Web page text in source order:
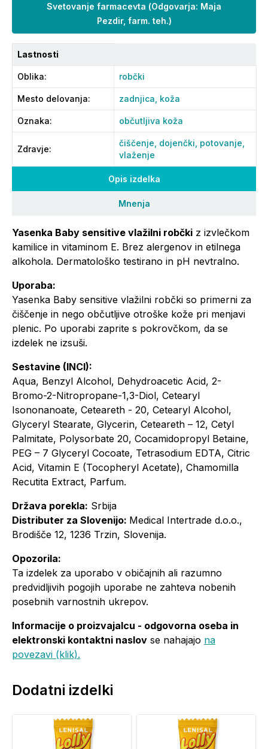
Opis izdelka
Mnenja
Yasenka Baby sensitive vlažilni robčki z izvlečkom
kamilice in vitaminom E. Brez alergenov in etilnega
alkohola. Dermatološko testirano in pH nevtralno.
Uporaba:
Yasenka Baby sensitive vlažilni robčki so primerni za
čiščenje in nego občutljive otroške kože pri menjavi
plenic. Po uporabi zaprite s pokrovčkom, da se
izdelek ne izsuši.
Sestavine (INCI):
Aqua, Benzyl Alcohol, Dehydroacetic Acid, 2-
Bromo-2-Nitropro­pane-1,3-Diol, Cetearyl
Isononanoate, Ceteareth - 20, Cetearyl Alcohol,
Glyceryl Stearate, Glycerin, Ceteareth – 12, Cetyl
Palmitate, Polysorbate 20, Cocamidopro­pyl Betaine,
PEG – 7 Glyceryl Cocoate, Tetrasodium EDTA, Citric
Acid, Vitamin E (Tocopheryl Acetate), Chamomilla
Recutita Extract, Parfum.
Država porekla: Srbija
Distributer za Slovenijo: Medical Intertrade d.o.o.,
Brodišče 12, 1236 Trzin, Slovenija.
Opozorila:
Ta izdelek za uporabo v običajnih ali razumno
predvidljivih pogojih uporabe ne zahteva nobenih
posebnih varnostnih ukrepov.
Informacije o proizvajalcu - odgovorna oseba in
elektronski kontaktni naslov se nahajajo na
povezavi (klik).
Dodatni izdelki
Svetovanje farmacevta (Odgovarja: Maja
Pezdir, farm. teh.)
Lastnosti
Oblika: robčki
Mesto delovanja: zadnjica, koža
Oznaka: občutljiva koža
Zdravje:
čiščenje, dojenčki, potovanje,
vlaženje